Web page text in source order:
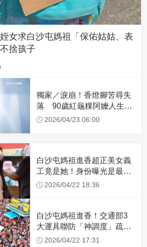
女求白沙屯媽祖「保佑姑姑、表
捨孩子
獨家／淚崩！香燈腳苦尋失
落 90歲紅龜粿阿嬤人生謝
幕2026/04/23 06:00
白沙屯媽祖進香超正美女義
工竟是她！身份曝光是最美
禮生 一輩子不結婚
2026/04/22 18:36
白沙屯媽祖進香！交通部3
大運具聯防「神調度」疏運
32.1萬創新高
2026/04/22 17:31